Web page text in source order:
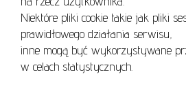
Niektóre pliki cookie takie jak pliki
prawidłowego działania serwisu,
inne mogą być wykorzystywane
w celach statystycznych.
POLITYKA PRYWATNOŚCI
POLITYKA COOKIES